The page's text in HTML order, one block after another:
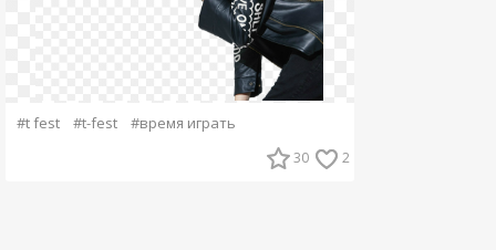
#t fest #t-fest #время играть
30 2